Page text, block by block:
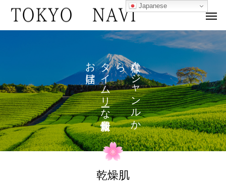
な
ジ
ャ
ン
ル
か
ら
タ
イ
ム
リ
な
を
お
け
乾燥肌
Japanese